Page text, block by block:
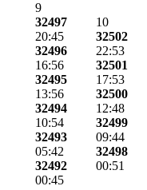
9
32497
20:45
32496
16:56
32495
13:56
32494
10:54
32493
05:42
32492
00:45
10
32502
22:53
32501
17:53
32500
12:48
32499
09:44
32498
00:51